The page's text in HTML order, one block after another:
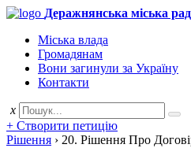
Деражнянська міська
Міська влада
Громадянам
Вони загинули за Україну
Контакти
x
+ Створити петицію
Рішення › 20. Рішення Про